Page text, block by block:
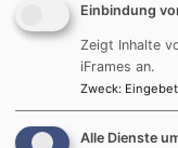
Zu sehen sind die
St.Galler
Prannerstr. 11
80333 München
Mo-Fr 9-17.30 h
Einbindung
Zeigt Inhalte
iFrames an.
Zweck:
Alle Dienste